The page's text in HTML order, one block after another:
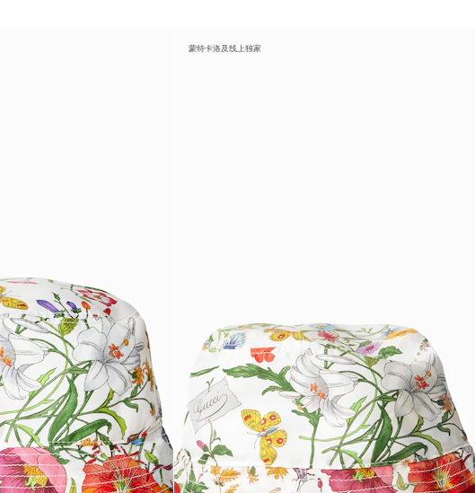
蒙特卡洛及线上独家